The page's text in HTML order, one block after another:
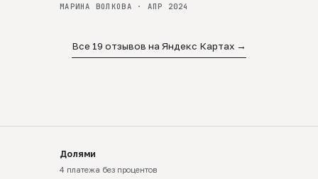
МАРИНА ВОЛКОВА · АПР 2024
Все 19 отзывов на Яндекс Картах →
Долями
4 платежа без процентов